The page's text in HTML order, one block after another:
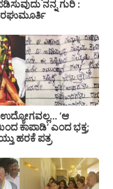
ನನ್ನ ಗುರಿ :
‘ಆ
ಕಾಪಾಡಿ’ ಎಂದ ಭಕ್ತ;
ಹರಕೆ ಪತ್ರ